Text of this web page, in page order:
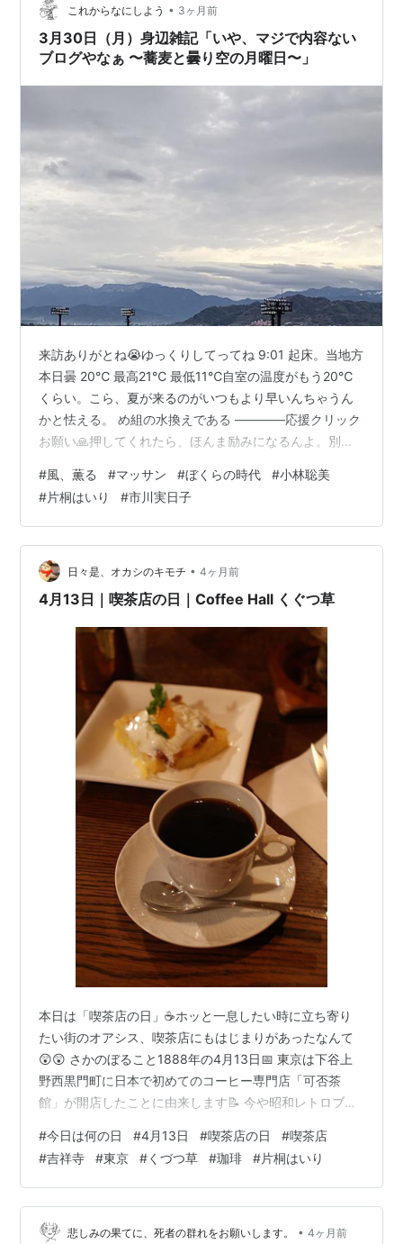
た。ルッキズム全盛の時代に、ワタシはかなり彼を誤解
していたようだ。マイケルジャクソンを知…
これからなにしよう • 3ヶ月前
3月30日（月）身辺雑記「いや、マジで内容ない
ブログやなぁ 〜蕎麦と曇り空の月曜日〜」
来訪ありがとね😭ゆっくりしてってね 9:01 起床。当地方
本日曇 20℃ 最高21℃ 最低11℃自室の温度がもう20℃
くらい。こら、夏が来るのがいつもより早いんちゃうん
かと怯える。 め組の水換えである ――――応援クリック
お願い🙏押してくれたら、ほんま励みになるんよ。別タ
れ、有名な人、誰やったかな」 起きていきなりかい。
「ビショクカ？あぁ、うまいもん食う人のことやんな」
「そうよ。誰やった？」「美食家いうてすぐ思いだすん
は、海原雄山やな」「カイバラ？なんかちゃうな。あん
た、なんか言うてたやん？ 納豆は300回混ぜなうまな
い？みたいなこと言…
#風、薫る #マッサン #ぼくらの時代 #小林聡美
#片桐はいり #市川実日子
日々是、オカシのキモチ • 4ヶ月前
4月13日｜喫茶店の日｜Coffee Hall くぐつ草
本日は「喫茶店の日」☕ホッと一息したい時に立ち寄り
たい街のオアシス、喫茶店にもはじまりがあったなんて
😲😲 さかのぼること1888年の4月13日📅 東京は下谷上
野西黒門町に日本で初めてのコーヒー専門店「可否茶
館」が開店したことに由来します📝 今や昭和レトロブー
頃は憧れたものですが...自分にとって初めて足を運んだ
喫茶店が何処だったか...もう思い出せませんて💦 今日と
云う日に因んで当ブログに初登場した喫茶店を紹介した
いと思います👇 ☕Coffee Hall くぐつ草🍮 ＜公式HPより
＞ 都内在住時、JR中央線を利用していた頃のこと🚃 吉祥
#今日は何の日 #4月13日 #喫茶店の日 #喫茶店
#吉祥寺 #東京 #くづつ草 #珈琲 #片桐はいり
悲しみの果てに、死者の群れをお願いします。 • 4ヶ月前